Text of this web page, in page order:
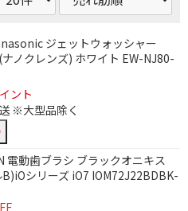
ジェットウォッシャー
ノクレンズ) ホワイト EW-NJ80-
ント
※大型品除く
電動歯ブラシ ブラックオニキス
シリーズ iO7 IOM72J22BDBK-